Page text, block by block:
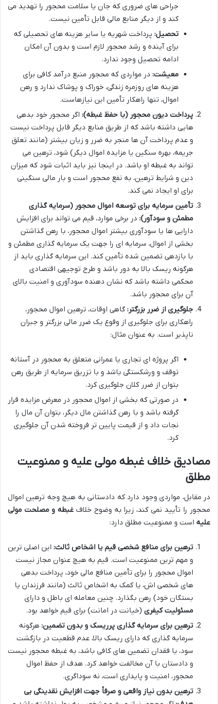
جراحی های ضروری که جان یا سلامت محجور را تهدید می
کند و از دیگر منابع مالی قابل تأمین نیست.
تحصیل: پرداخت شهریه یا سایر هزینه های تحصیلی که
برای آینده و رشد محجور لازم است و بدون آن امکان
ادامه تحصیل وجود ندارد.
معیشت: در مواردی که محجور منبع درآمد کافی برای
هزینه های روزمره زندگی، خوراک و پوشاک ندارد و رهن
اموال، تنها راهکار تأمین این نیازهاست.
پرداخت دیون محجور (با حفظ غبطه): اگر محجور خود بدهی
هایی داشته باشد که از طریق منابع دیگر قابل پرداخت نیست
و عدم پرداخت آن ها منجر به ضرر و زیان بیشتر (مانند تعلق
جریمه، بهره سنگین یا مزایده اموال دیگر) شود، ترهین می
تواند به غبطه او باشد. در اینجا نیز باید اثبات شود که میزان
دین و شرایط ترهین، به نفع محجور است و بار مالی سنگینی
برای او ایجاد نمی کند.
تأمین سرمایه برای توسعه اموال محجور (سرمایه گذاری
مطمئن و سودآور): در برخی موارد، قیم می تواند برای افزایش
دارایی ها یا سودآوری بیشتر اموال محجور، با رهن گذاشتن
بخشی از اموال، سرمایه ای را جهت یک سرمایه گذاری مطمئن و
با بازدهی تضمین شده تأمین کند. این سرمایه گذاری باید از
هرگونه ریسک بالا به دور باشد و طرح توجیهی اقتصادی
محکمی داشته باشد که نشان دهنده سودآوری و امنیت بالای
آن برای محجور باشد.
جلوگیری از ضرر بزرگتر: گاهی اوقات، ترهین اموال محجور،
راهکاری برای جلوگیری از وقوع یک ضرر مالی بزرگتر و جبران
ناپذیر است. به عنوان مثال:
اگر پروژه ای تجاری یا عمرانی متعلق به محجور در آستانه
توقف و ورشکستگی باشد و با تزریق سرمایه از طریق رهن
بتوان از ضرر کلان جلوگیری کرد.
در صورتی که بخشی از اموال محجور در معرض مزایده قرار
گرفته باشد و با رهن گذاشتن مال دیگر، بتوان آن مال را
نجات داد و از قیمت پایین تر فروخته شدن آن جلوگیری
کرد.
مصادیق خلاف غبطه مولی علیه و ممنوعیت
مطلق
در مقابل، مواردی وجود دارد که دادستانی به هیچ وجه ترهین اموال
محجور را تأیید نمی کند، زیرا به وضوح خلافغبطه و مصلحت مولی
علیه است و ممنوعیت مطلق دارد:
ترهین برای منافع شخصی قیم یا اشخاص ثالث: این اصلی ترین
و مهم ترین ممنوعیت است. قیم به هیچ عنوان مجاز نیست
اموال محجور را برای تأمین منافع مالی خود، پرداخت بدهی
های شخصی اش، یا کمک به اشخاص ثالث (مانند فرزندان یا
بستگان خود) رهن بگذارد. چنین معامله ای باطل و دارای
مسئولیت کیفری (خیانت در امانت) برای قیم خواهد بود.
ترهین برای سرمایه گذاری پرریسک و بدون تضمین: هرگونه
سرمایه گذاری که دارای ریسک بالا، عدم قطعیت در بازگشت
سود، یا فقدان تضمین های کافی باشد، به غبطه محجور نیست
و دادستان با آن مخالفت خواهد کرد. هدف از حفظ اموال
محجور، امنیت و پایداری است، نه سوداگری.
ترهین بدون نیاز واقعی و صرفاً جهت افزایش نقدینگی بی